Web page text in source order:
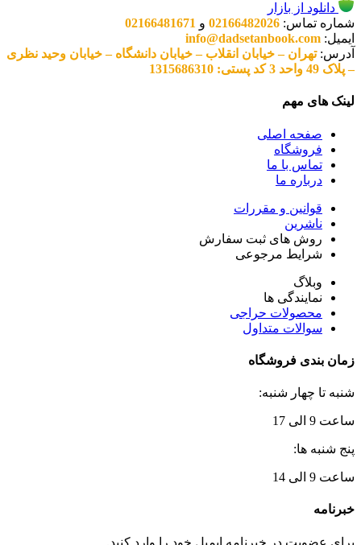
دانلود از بازار
شماره تماس: 02166482026 و 02166481671
ایمیل: info@dadsetanbook.com
آدرس:تهران – خیابان انقلاب – خیابان دانشگاه – خیابان وحید نظری
– پلاک 49 واحد 3 کد پستی: 1315686310
لینک های مهم
صفحه اصلی
فروشگاه
تماس با ما
درباره ما
قوانین و مقررات
ناشرین
روش های ثبت سفارش
شرایط مرجوعی
وبلاگ
نمایندگی ها
محصولات حراجی
سوالات متداول
زمان بندی فروشگاه
شنبه تا چهار شنبه:
ساعت 9 الی 17
پنج شنبه ها:
ساعت 9 الی 14
خبرنامه
برای عضویت در خبرنامه ایمیل خود را وارد کنید.